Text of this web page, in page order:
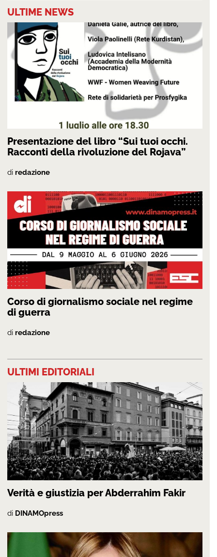
ULTIME NEWS
Presentazione del libro “Sui tuoi occhi.
Racconti della rivoluzione del Rojava”
di redazione
Corso di giornalismo sociale nel regime
di guerra
di redazione
ULTIMI EDITORIALI
Verità e giustizia per Abderrahim Fakir
di DINAMOpress